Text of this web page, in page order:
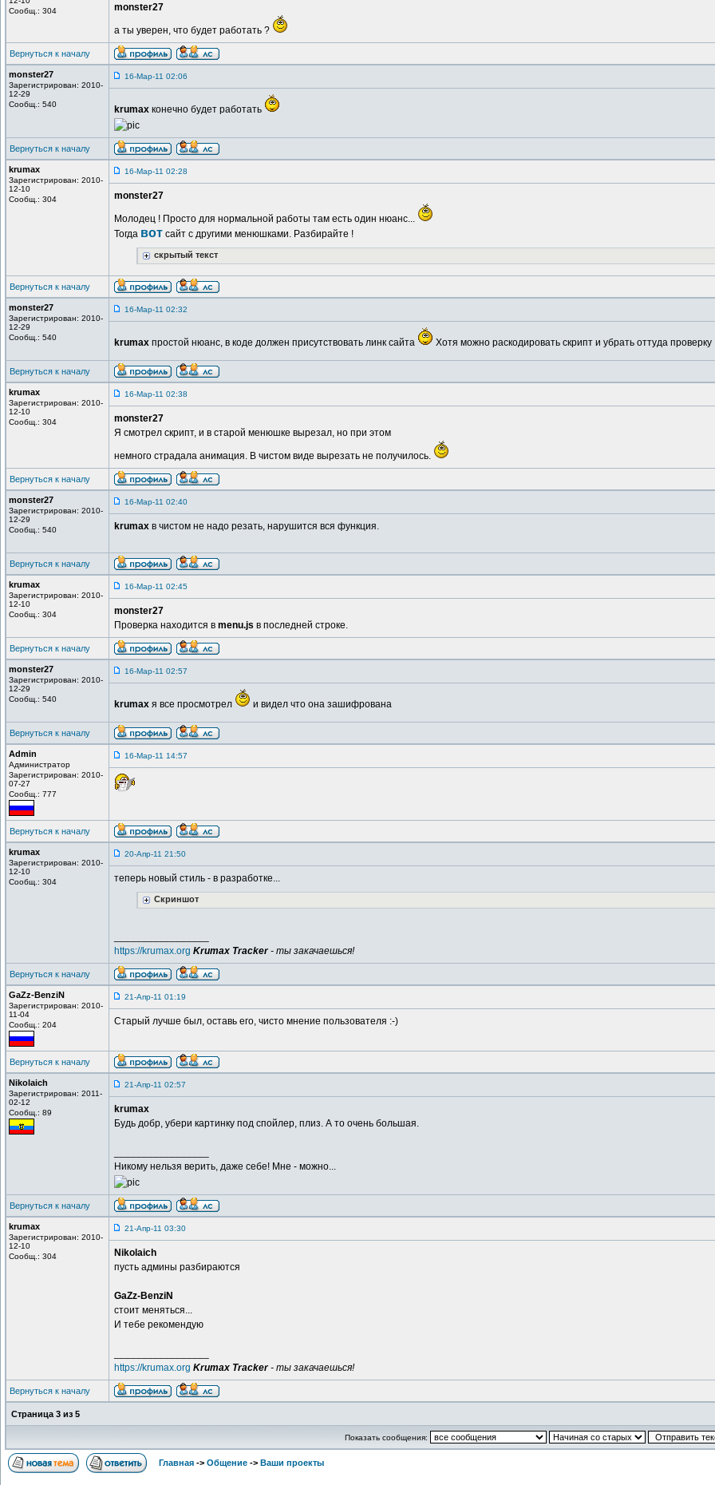
Сообщ.: 304
monster27
а ты уверен, что будет работать ?
Вернуться к началу
monster27
Зарегистрирован: 2010-
12-29
Сообщ.: 540
16-Мар-11 02:06
krumax конечно будет работать
Вернуться к началу
krumax
Зарегистрирован: 2010-
12-10
Сообщ.: 304
16-Мар-11 02:28
monster27
Молодец ! Просто для нормальной работы там есть один нюанс...
Тогда вот сайт с другими менюшками. Разбирайте !
скрытый текст
Вернуться к началу
monster27
Зарегистрирован: 2010-
12-29
Сообщ.: 540
16-Мар-11 02:32
krumax простой нюанс, в коде должен присутствовать линк сайта Хотя можно раскодировать скрипт и убрать оттуда проверку
Вернуться к началу
krumax
Зарегистрирован: 2010-
12-10
Сообщ.: 304
16-Мар-11 02:38
monster27
Я смотрел скрипт, и в старой менюшке вырезал, но при этом
немного страдала анимация. В чистом виде вырезать не получилось.
Вернуться к началу
monster27
Зарегистрирован: 2010-
12-29
Сообщ.: 540
16-Мар-11 02:40
krumax в чистом не надо резать, нарушится вся функция.
Вернуться к началу
krumax
Зарегистрирован: 2010-
12-10
Сообщ.: 304
16-Мар-11 02:45
monster27
Проверка находится в menu.js в последней строке.
Вернуться к началу
monster27
Зарегистрирован: 2010-
12-29
Сообщ.: 540
16-Мар-11 02:57
krumax я все просмотрел и видел что она зашифрована
Вернуться к началу
Admin
Администратор
Зарегистрирован: 2010-
07-27
Сообщ.: 777
16-Мар-11 14:57
Вернуться к началу
krumax
Зарегистрирован: 2010-
12-10
Сообщ.: 304
20-Апр-11 21:50
теперь новый стиль - в разработке...
Скриншот
https://krumax.org Krumax Tracker- ты закачаешься!
Вернуться к началу
GaZz-BenziN
Зарегистрирован: 2010-
11-04
Сообщ.: 204
21-Апр-11 01:19
Старый лучше был, оставь его, чисто мнение пользователя :-)
Вернуться к началу
Nikolaich
Зарегистрирован: 2011-
02-12
Сообщ.: 89
21-Апр-11 02:57
krumax
Будь добр, убери картинку под спойлер, плиз. А то очень большая.
Никому нельзя верить, даже себе! Мне - можно...
Вернуться к началу
krumax
Зарегистрирован: 2010-
12-10
Сообщ.: 304
21-Апр-11 03:30
Nikolaich
пусть админы разбираются
GaZz-BenziN
стоит меняться...
И тебе рекомендую
https://krumax.org Krumax Tracker- ты закачаешься!
Вернуться к началу
Страница 3 из 5
Показать сообщения:
Главная -> Общение -> Ваши проекты